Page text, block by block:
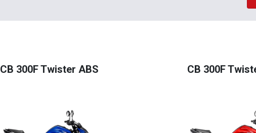
CB 300F Twister ABS CB 300F